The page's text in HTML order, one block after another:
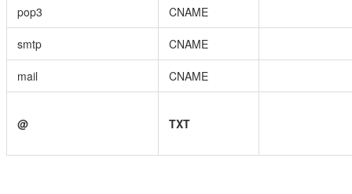
pop3 CNAME
smtp CNAME
mail CNAME
@ TXT